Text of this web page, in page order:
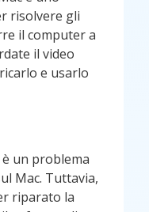
risolvere gli
il computer a
il video
e usarlo
un problema
Mac. Tuttavia,
riparato la